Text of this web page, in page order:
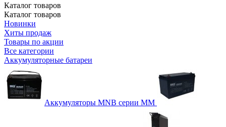
Каталог товаров
Каталог товаров
Новинки
Хиты продаж
Товары по акции
Все категории
Аккумуляторные батареи
Аккумуляторы MNB серии MM